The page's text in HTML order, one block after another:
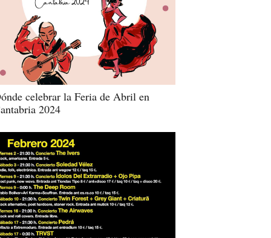
celebrar la Feria de Abril en
2024